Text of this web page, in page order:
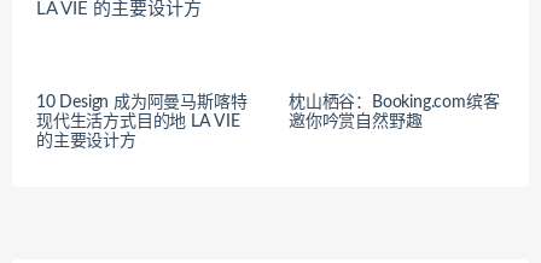
10 Design 成为阿曼马斯喀特
现代生活方式目的地 LA VIE
的主要设计方
枕山栖谷：Booking.com缤客
邀你吟赏自然野趣